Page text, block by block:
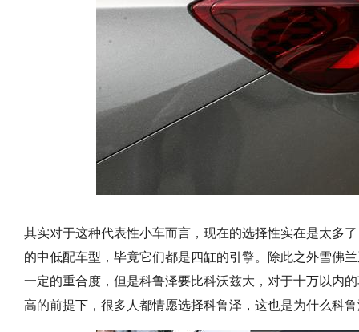
其实对于这种代表性小车而言，现在的选择性实在是太多
的中低配车型，毕竟它们都是四缸的引擎。除此之外雪佛
一定的重合度，但是科鲁泽要比科沃兹大，对于十万以内
高的前提下，很多人都情愿选择科鲁泽，这也是为什么科